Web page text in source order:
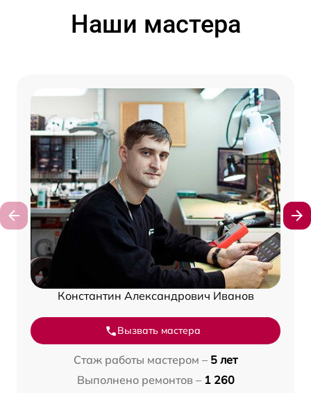
Наши мастера
Константин Александрович Иванов
Вызвать мастера
Стаж работы мастером – 5 лет
Выполнено ремонтов – 1 260